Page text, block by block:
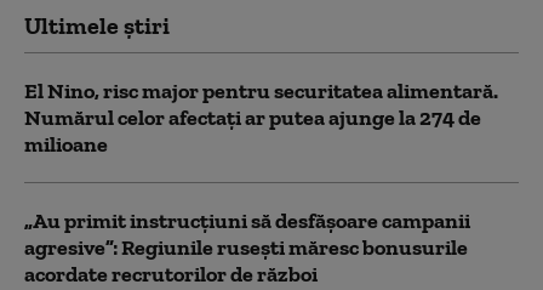
Ultimele știri
El Nino, risc major pentru securitatea alimentară.
Numărul celor afectați ar putea ajunge la 274 de
milioane
„Au primit instrucțiuni să desfășoare campanii
agresive”: Regiunile rusești măresc bonusurile
acordate recrutorilor de război